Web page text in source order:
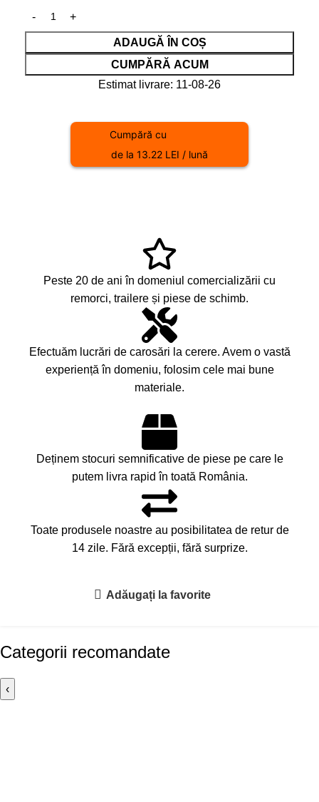
ADAUGĂ ÎN COȘ
CUMPĂRĂ ACUM
Estimat livrare: 11-08-26
Cumpără cu
de la 13.22 LEI / lună
Peste 20 de ani în domeniul comercializării cu
remorci, trailere și piese de schimb.
Efectuăm lucrări de carosări la cerere. Avem o vastă
experiență în domeniu, folosim cele mai bune
materiale.
Deținem stocuri semnificative de piese pe care le
putem livra rapid în toată România.
Toate produsele noastre au posibilitatea de retur de
14 zile. Fără excepții, fără surprize.
Adăugați la favorite
Categorii recomandate
‹